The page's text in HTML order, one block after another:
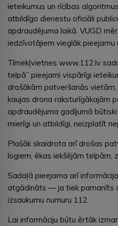
ieteikumus un rīcības
atbildīgo dienestu oficiāli
apdraudējuma laikā. VUGD
iedzīvotājiem vieglāk pieejamu
Tīmekļvietnes www.112.lv
telpā” pieejami vispārīgi
drošākām patveršanās
kaujas drona raksturīgākajām
apdraudējuma gadījumā
mierīgi un atbildīgi, neizplatīt
Plašāk skaidrota arī drošas
logiem, ēkas iekšējām telpām,
Sadaļā pieejama arī
atgādināts — ja tiek pamanīts
izsaukumu numuru 112.
Lai informāciju būtu ērtāk